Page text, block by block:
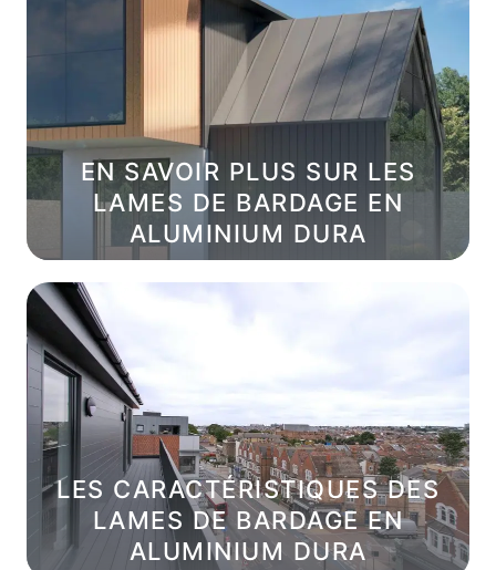
EN SAVOIR PLUS SUR LES
LAMES DE BARDAGE EN
ALUMINIUM DURA
LES CARACTÉRISTIQUES DES
LAMES DE BARDAGE EN
ALUMINIUM DURA